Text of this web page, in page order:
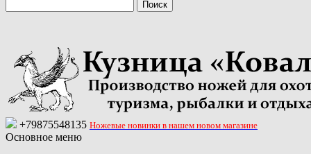
+79875548135 Ножевые новинки в нашем новом магазине
Основное меню